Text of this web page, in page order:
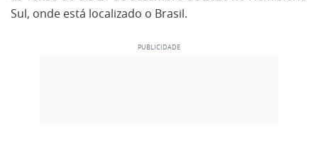
Sul, onde está localizado o Brasil.